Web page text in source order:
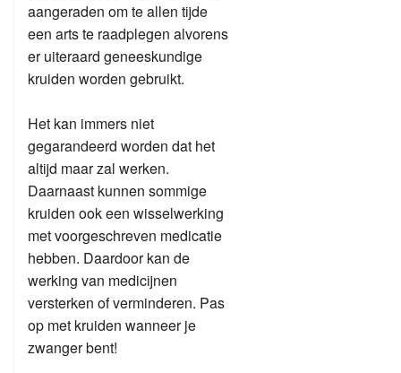
aangeraden om te allen tijde
een arts te raadplegen alvorens
er uiteraard geneeskundige
kruiden worden gebruikt.
Het kan immers niet
gegarandeerd worden dat het
altijd maar zal werken.
Daarnaast kunnen sommige
kruiden ook een wisselwerking
met voorgeschreven medicatie
hebben. Daardoor kan de
werking van medicijnen
versterken of verminderen. Pas
op met kruiden wanneer je
zwanger bent!